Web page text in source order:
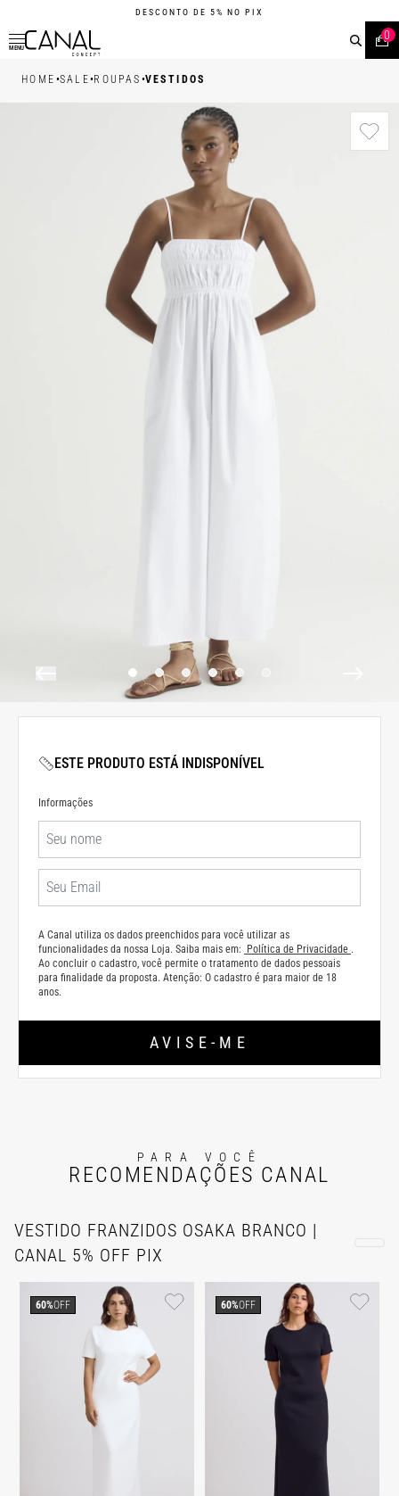
DESCONTO DE 5% NO PIX
MENU
0
HOME •SALE•ROUPAS •VESTIDOS
ESTE PRODUTO ESTÁ INDISPONÍVEL
Informações
A Canal utiliza os dados preenchidos para você utilizar as
funcionalidades da nossa Loja. Saiba mais em:
Política de Privacidade .
Ao concluir o cadastro, você permite o tratamento de dados pessoais
para finalidade da proposta. Atenção: O cadastro é para maior de 18
anos.
AVISE-ME
PARA VOCÊ
RECOMENDAÇÕES CANAL
VESTIDO FRANZIDOS OSAKA BRANCO |
CANAL 5% OFF PIX
60%OFF 60%OFF